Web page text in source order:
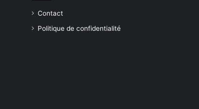
Contact
Politique de confidentialité